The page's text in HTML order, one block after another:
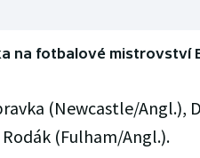
na fotbalové mistrovství
(Newcastle/Angl.),
(Fulham/Angl.).